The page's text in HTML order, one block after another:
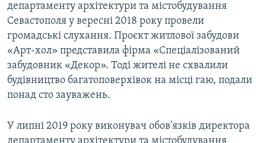
департаменту архітектури та містобудування
Севастополя у вересні 2018 року провели
громадські слухання. Проєкт житлової забудови
«Арт-хол» представила фірма «Спеціалізований
забудовник «Декор». Тоді жителі не схвалили
будівництво багатоповерхівок на місці гаю, подали
понад сто зауважень.
У липні 2019 року виконувач обов'язків директора